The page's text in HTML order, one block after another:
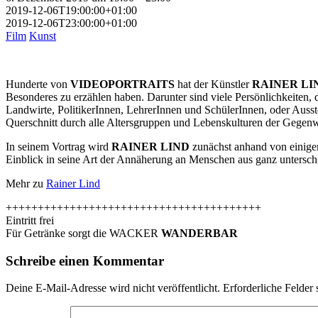
2019-12-06T19:00:00+01:00
2019-12-06T23:00:00+01:00
Film Kunst
Hunderte von VIDEOPORTRAITS hat der KünstlerRAINER
Besonderes zu erzählen haben. Darunter sind viele
Landwirte, PolitikerInnen, LehrerInnen und SchülerInnen, oder
Querschnitt durch alle Altersgruppen und Lebenskulturen der
In seinem Vortrag wird RAINER LIND zunächst anhand von
Einblick in seine Art der Annäherung an Menschen aus ganz
Mehr zu Rainer Lind
++++++++++++++++++++++++++++++++++++++++
Eintritt frei
Für Getränke sorgt die WACKER WANDERBAR
Schreibe einen Kommentar
Deine E-Mail-Adresse wird nicht veröffentlicht. Erforderliche Felder